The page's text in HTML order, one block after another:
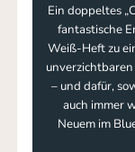
Ein doppeltes
fantastische
Weiß-Heft zu
– und dafür,
auch immer
Neuem im